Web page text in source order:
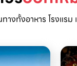
างทั้งอาหาร โรงแร